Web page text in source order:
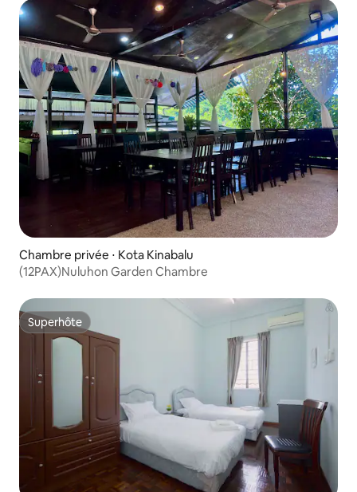
Chambre privée ⋅ Kota Kinabalu
(12PAX)Nuluhon Garden Chambre
Superhôte
Superhôte